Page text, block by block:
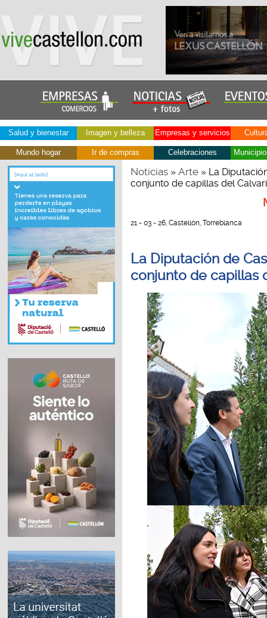
Salud y bienestar Imagen y belleza Empresas y servicios
Mundo hogar Ir de compras Celebraciones
Noticias» Arte» La
conjunto de capillas del
21 - 03 - 26, Castellón, Torreblanca
La Diputación de
conjunto de capillas